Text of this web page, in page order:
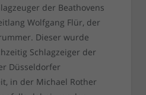
der Beathovens
Wolfgang Flür, der
Dieser wurde
Schlagzeiger der
Düsseldorfer
in der Michael Rother